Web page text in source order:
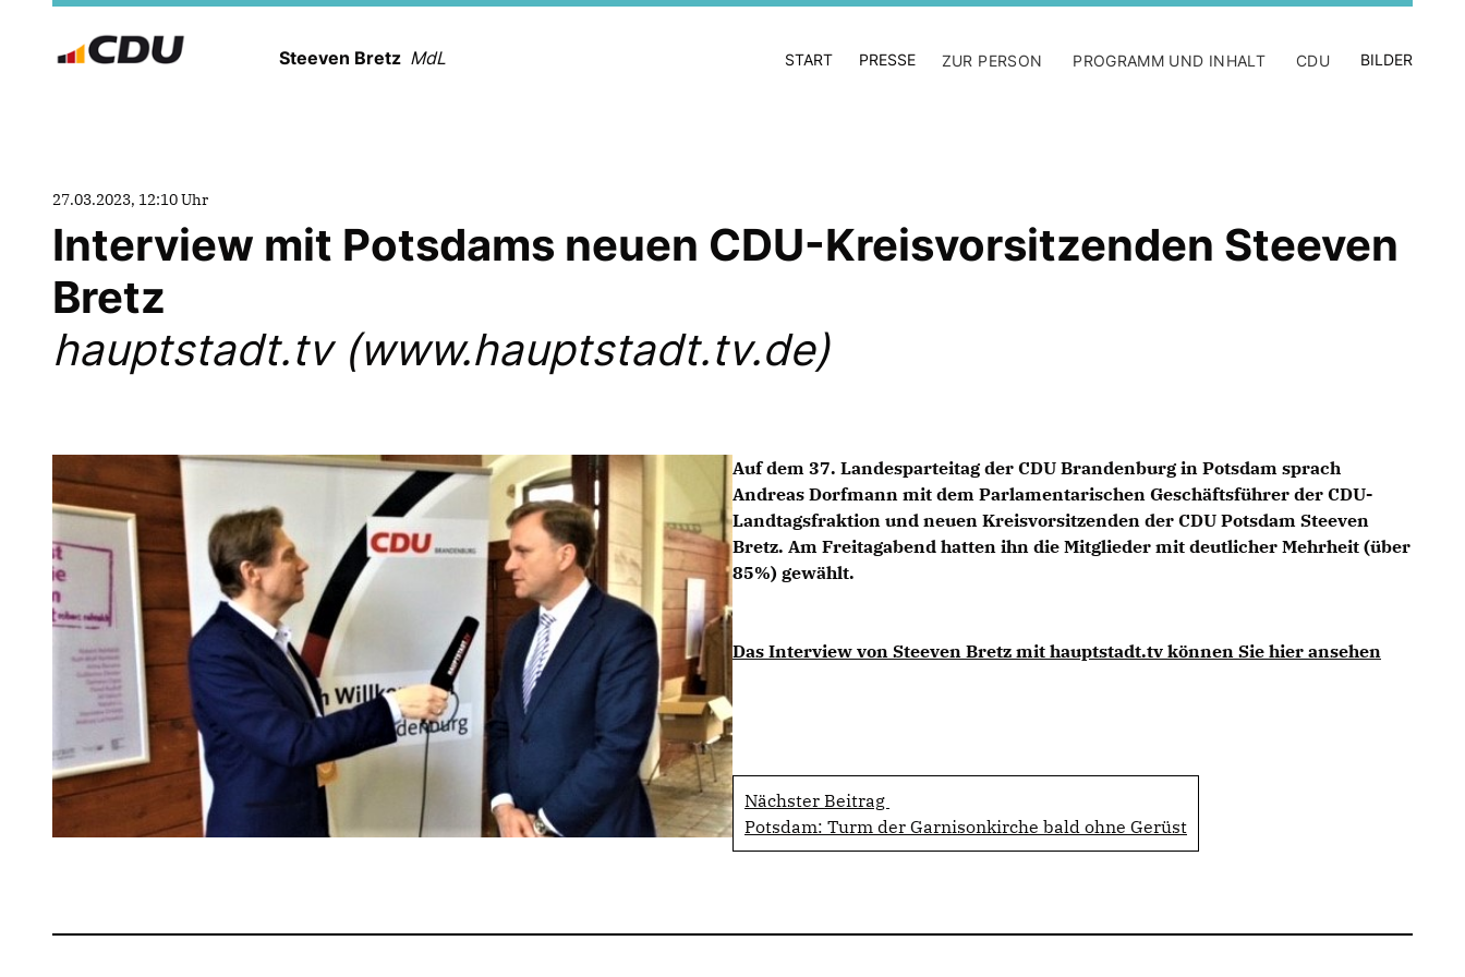
Steeven Bretz MdL START PRESSE ZUR PERSON PROGRAMM UND INHALT CDU BILDER
27.03.2023, 12:10 Uhr
Interview mit Potsdams neuen CDU-Kreisvorsitzenden Steeven
Bretz
hauptstadt.tv (www.hauptstadt.tv.de)
Auf dem 37. Landesparteitag der CDU Brandenburg in Potsdam sprach
Andreas Dorfmann mit dem Parlamentarischen Geschäftsführer der CDU-
Landtagsfraktion und neuen Kreisvorsitzenden der CDU Potsdam Steeven
Bretz. Am Freitagabend hatten ihn die Mitglieder mit deutlicher Mehrheit (über
85%) gewählt.
Das Interview von Steeven Bretz mit hauptstadt.tv können Sie hier ansehen
Nächster Beitrag
Potsdam: Turm der Garnisonkirche bald ohne Gerüst